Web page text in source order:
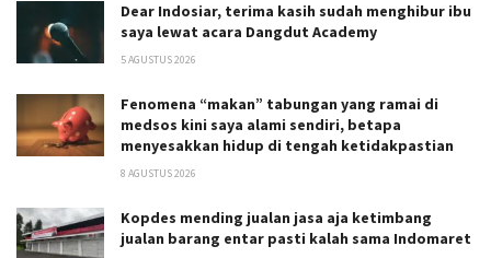
Dear Indosiar, terima kasih sudah menghibur ibu
saya lewat acara Dangdut Academy
5 AGUSTUS 2026
Fenomena “makan” tabungan yang ramai di
medsos kini saya alami sendiri, betapa
menyesakkan hidup di tengah ketidakpastian
8 AGUSTUS 2026
Kopdes mending jualan jasa aja ketimbang
jualan barang entar pasti kalah sama Indomaret